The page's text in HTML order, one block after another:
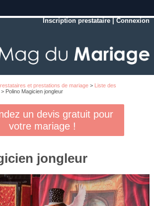
Inscription prestataire |Connexion
et prestations de mariage> Liste des
Polino Magicien jongleur
un devis gratuit pour
votre mariage !
jongleur